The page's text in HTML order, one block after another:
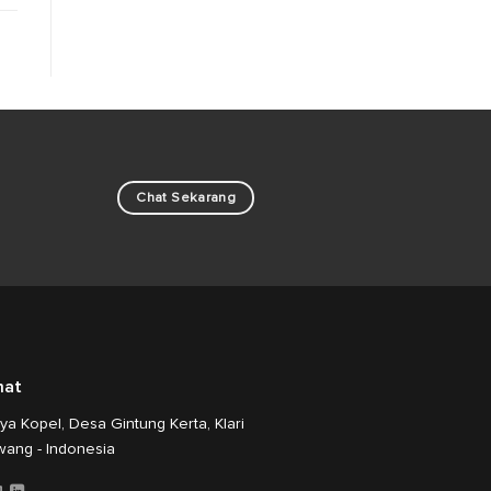
Chat Sekarang
Kopel, Desa Gintung Kerta, Klari
- Indonesia